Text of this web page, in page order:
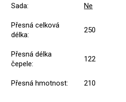
Sada: Ne
Přesná celková
délka:
250
Přesná délka
čepele:
122
Přesná hmotnost: 210